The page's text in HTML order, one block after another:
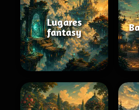
Lugares
fantasy